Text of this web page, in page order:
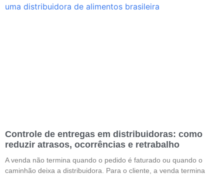
Controle de entregas em distribuidoras: como
reduzir atrasos, ocorrências e retrabalho
A venda não termina quando o pedido é faturado ou quando o
caminhão deixa a distribuidora. Para o cliente, a venda termina